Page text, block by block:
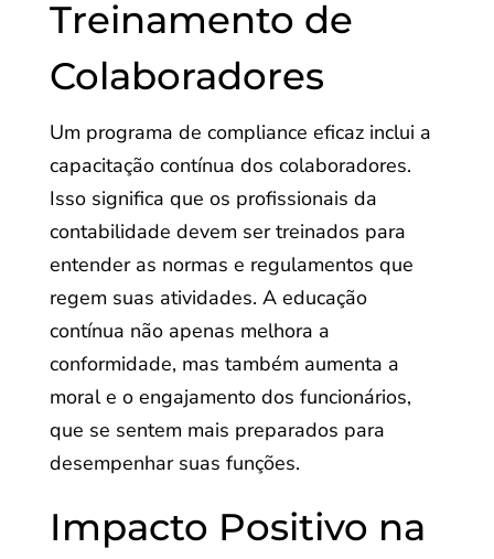
Treinamento de
Colaboradores
Um programa de compliance eficaz inclui a
capacitação contínua dos colaboradores.
Isso significa que os profissionais da
contabilidade devem ser treinados para
entender as normas e regulamentos que
regem suas atividades. A educação
contínua não apenas melhora a
conformidade, mas também aumenta a
moral e o engajamento dos funcionários,
que se sentem mais preparados para
desempenhar suas funções.
Impacto Positivo na